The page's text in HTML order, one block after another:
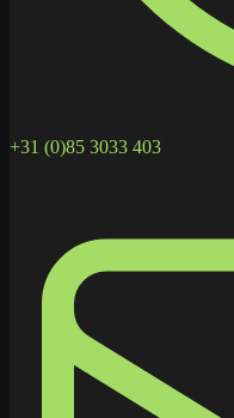
+31 (0)85 3033 403